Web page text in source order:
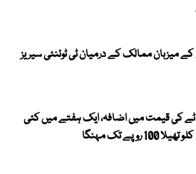
ورلڈ کپ 2027 کے میزبان ممالک کے درمیان ٹی ٹوئنٹی سیریز
کی قیمت میں اضافہ، ایک ہفتے میں کئی